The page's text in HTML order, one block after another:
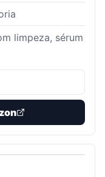
limpeza, sérum